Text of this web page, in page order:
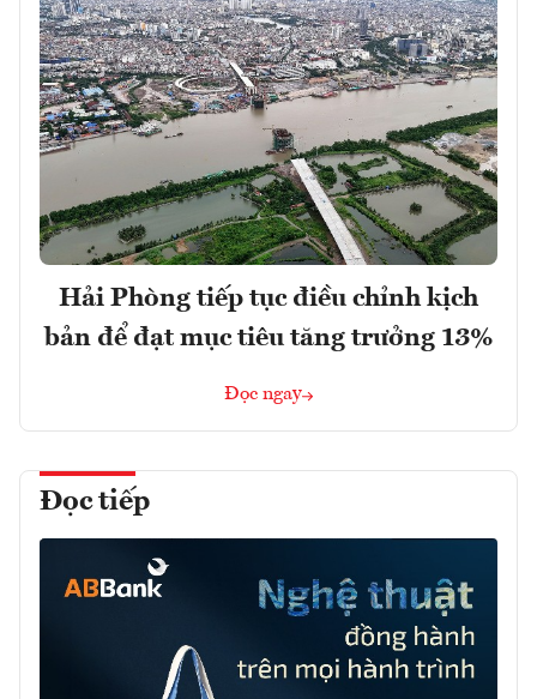
Hải Phòng tiếp tục điều chỉnh kịch
bản để đạt mục tiêu tăng trưởng 13%
Đọc ngay
Đọc tiếp